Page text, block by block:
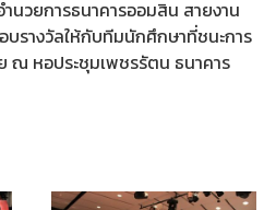
นวยการธนาคารออมสิน สายงาน
รางวัลให้กับทีมนักศึกษาที่ชนะการ
ณ หอประชุมเพชรรัตน ธนาคาร